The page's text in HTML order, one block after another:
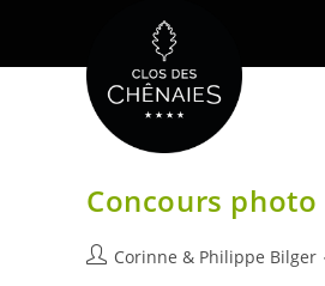
content
Concours
Auteur/autrice
Corinne & Philippe Bilger